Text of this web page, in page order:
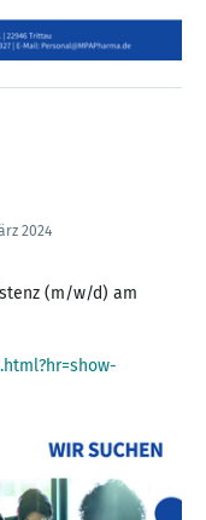
2024
(m/w/d) am